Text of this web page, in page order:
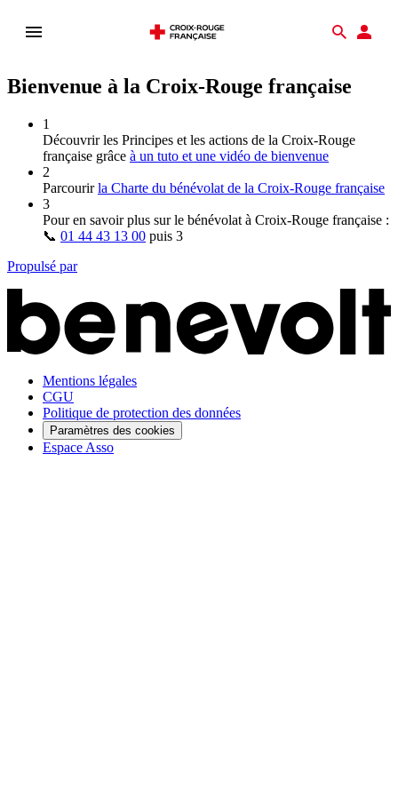
Ouvrir
Bienvenue à la Croix-Rouge française
1
Découvrir les Principes et les actions de la Croix‑Rouge
française grâce à un tuto et une vidéo de bienvenue
2
Parcourirla Charte du bénévolat de la Croix‑Rouge française
3
Pour en savoir plus sur le bénévolat à Croix‑Rouge française :
📞 01 44 43 13 00 puis 3
Propulsé par
Mentions légales
CGU
Politique de protection des données
Paramètres des cookies
Espace Asso